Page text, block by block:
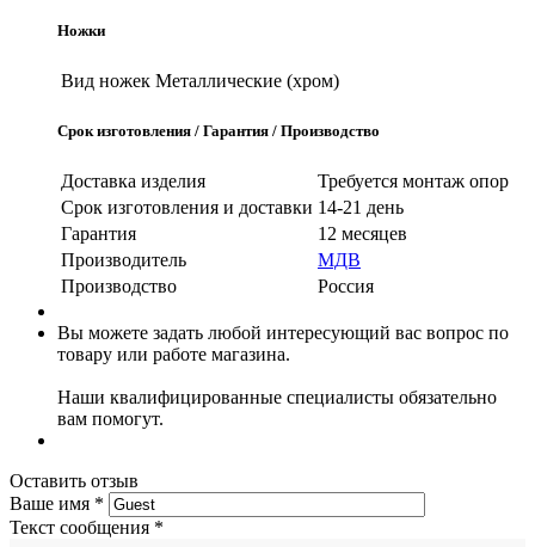
Ножки
Вид ножек Металлические (хром)
Срок изготовления / Гарантия / Производство
Доставка изделия
Требуется монтаж опор
Срок изготовления и доставки 14-21 день
Гарантия
12 месяцев
Производитель
МДВ
Производство
Россия
Вы можете задать любой интересующий вас вопрос по
товару или работе магазина.
Наши квалифицированные специалисты обязательно
вам помогут.
Оставить отзыв
Ваше имя *
Текст сообщения *